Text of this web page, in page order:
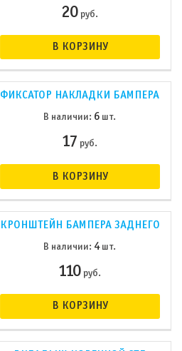
20 руб.
В КОРЗИНУ
ФИКСАТОР НАКЛАДКИ БАМПЕРА
В наличии: 6 шт.
17 руб.
В КОРЗИНУ
КРОНШТЕЙН БАМПЕРА ЗАДНЕГО
В наличии: 4шт.
110 руб.
В КОРЗИНУ